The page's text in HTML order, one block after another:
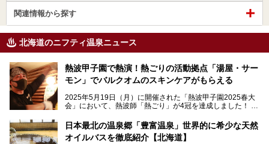
関連情報から探す
北海道のニフティ温泉ニュース
熱波甲子園で熱演！熱ごりの活動拠点「湯屋・サー
モン」でバルクオムのスキンケアがもらえる
2025年5月19日（月）に開催された「熱波甲子園2025春大
会」において、熱波師「熱ごり」が4冠を達成しました！
動拠点である北海道の銭湯「湯屋・サーモン」にて、メンズ
スキンケアブランド バルクオムの「ONE DAY KIT」を数量
限定でプレゼントいたします。
日本最北の温泉郷「豊富温泉」世界的に希少な天然
オイルバスを徹底紹介【北海道】